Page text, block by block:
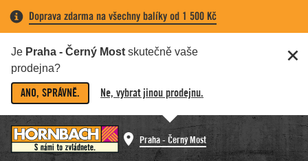
Doprava zdarma na všechny balíky od 1 500 Kč
Je Praha - Černý Most skutečně vaše
prodejna?
ANO, SPRÁVNĚ. Ne, vybrat jinou prodejnu.
Praha - Černý Most